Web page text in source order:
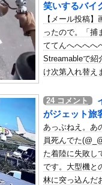
AI絵だと誹謗中傷され筆を
のか…」 日本の普通のテレ
号(チャンホン)…お盆休みの
ゃなかった…」 日本を知って
チャレンジの、こさきちゃ
ファンから「有原コール」
れDQ12発売前後に出ると思
てしまう「具体的に何もし
この女の子の椅子にされて
すぎる
完全に見えてる動画が拡散
笑いするバイ
【メール投稿
ったので。「捕
ててんへへへへ
Streamableで紹
け次第入れ替え
24 コメント
がジェット旅
あっぶねえ。あ
員死んでた
た着陸に失敗し
です。大型機と
林に突っ込んだ